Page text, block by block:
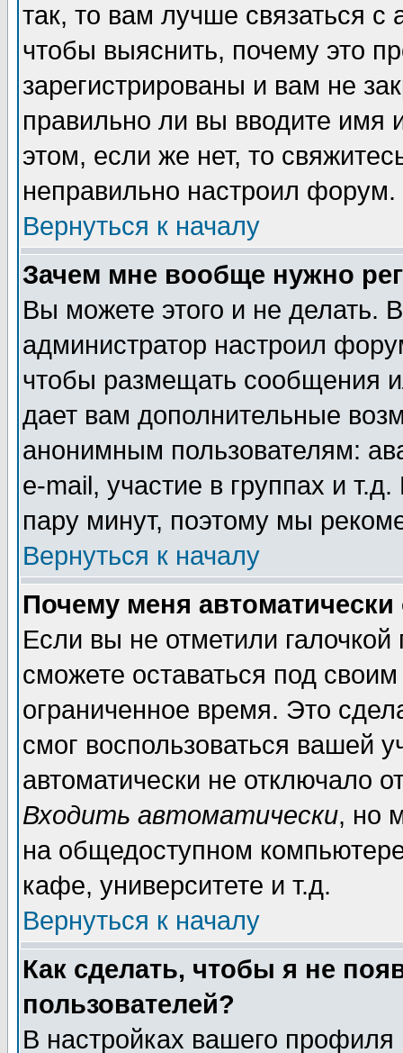
так, то вам лучше связаться
чтобы выяснить, почему это
зарегистрированы и вам не
правильно ли вы вводите
этом, если же нет, то
неправильно настроил форум.
Вернуться к началу
Зачем мне вообще нужно
Вы можете этого и не делать.
администратор настроил
чтобы размещать сообщения
дает вам дополнительные
анонимным пользователям:
e-mail, участие в группах и
пару минут, поэтому мы
Вернуться к началу
Почему меня автоматически
Если вы не отметили галочкой
сможете оставаться под
ограниченное время. Это
смог воспользоваться вашей
автоматически не отключало
Входить автоматически, но
на общедоступном
кафе, университете и т.д.
Вернуться к началу
Как сделать, чтобы я не
пользователей?
В настройках вашего